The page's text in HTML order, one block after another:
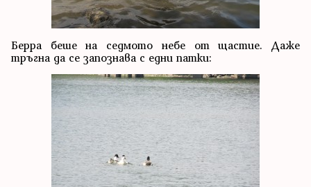
Берра беше на седмото небе от щастие. Даже
тръгна да се запознава с едни патки: